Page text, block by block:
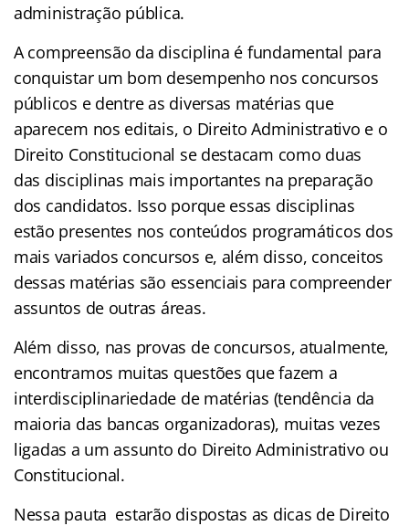
administração pública.
A compreensão da disciplina é fundamental para
conquistar um bom desempenho nos concursos
públicos e dentre as diversas matérias que
aparecem nos editais, o Direito Administrativo e o
Direito Constitucional se destacam como duas
das disciplinas mais importantes na preparação
dos candidatos. Isso porque essas disciplinas
estão presentes nos conteúdos programáticos dos
mais variados concursos e, além disso, conceitos
dessas matérias são essenciais para compreender
assuntos de outras áreas.
Além disso, nas provas de concursos, atualmente,
encontramos muitas questões que fazem a
interdisciplinariedade de matérias (tendência da
maioria das bancas organizadoras), muitas vezes
ligadas a um assunto do Direito Administrativo ou
Constitucional.
Nessa pauta estarão dispostas as dicas de Direito